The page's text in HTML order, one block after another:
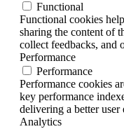
Functional
Functional cookies
sharing the content of
collect feedbacks, and
Performance
Performance
Performance cookies
key performance
delivering a better
Analytics